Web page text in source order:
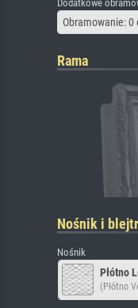
Dodatkowe
Obramowanie: 0
Rama
Nośnik i
Nośnik
Płótno
(Płótno